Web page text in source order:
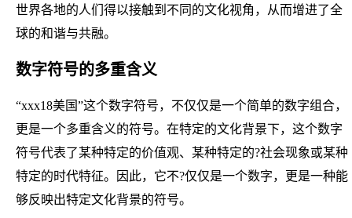
世界各地的人们得以接触到不同的文化视角，从而增进了全
球的和谐与共融。
数字符号的多重含义
“xxx18美国”这个数字符号，不仅仅是一个简单的数字组合，
更是一个多重含义的符号。在特定的文化背景下，这个数字
符号代表了某种特定的价值观、某种特定的?社会现象或某种
特定的时代特征。因此，它不?仅仅是一个数字，更是一种能
够反映出特定文化背景的符号。